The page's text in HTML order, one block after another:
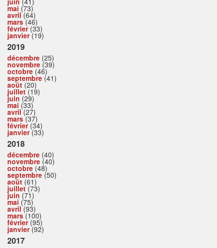
mai (73)
avril(64)
mars(46)
février(33)
janvier(19)
2019
décembre (25)
novembre (39)
octobre (46)
septembre (41)
août (20)
juillet(19)
juin (29)
mai (33)
avril(27)
mars(37)
février(34)
janvier(33)
2018
décembre (40)
novembre (40)
octobre (48)
septembre (50)
août (61)
juillet(73)
juin (71)
mai (75)
avril(93)
mars(100)
février(95)
janvier(92)
2017